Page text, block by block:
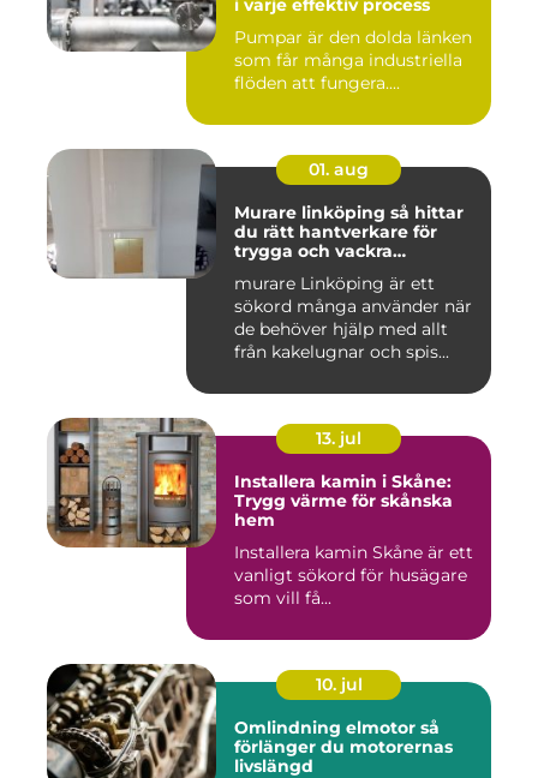
i varje effektiv process
Pumpar är den dolda länken
som får många industriella
flöden att fungera....
01. aug
Murare linköping så hittar
du rätt hantverkare för
trygga och vackra
murare Linköping är ett
sökord många använder när
de behöver hjälp med allt
från kakelugnar och spis...
13. jul
Installera kamin i Skåne:
Trygg värme för skånska
hem
Installera kamin Skåne är ett
vanligt sökord för husägare
som vill få...
10. jul
Omlindning elmotor så
förlänger du motorernas
livslängd